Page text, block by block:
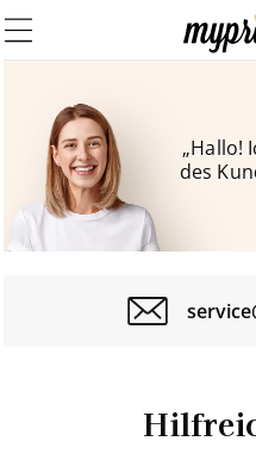
„Hallo!
des